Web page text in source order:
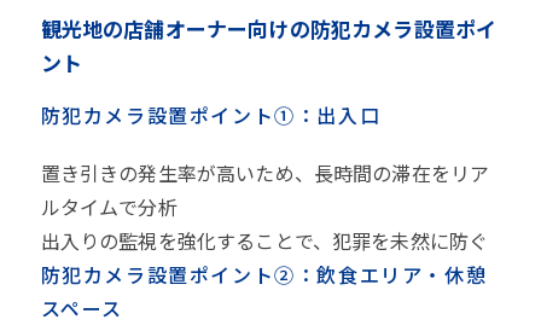
観光地の店舗オーナー向けの防犯カメラ設置ポイ
ント
防犯カメラ設置ポイント①：出入口
置き引きの発生率が高いため、長時間の滞在をリア
ルタイムで分析
出入りの監視を強化することで、犯罪を未然に防ぐ
防犯カメラ設置ポイント②：飲食エリア・休憩
スペース